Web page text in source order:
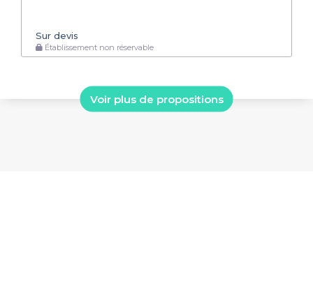
Sur devis
Établissement non réservable
Voir plus de propositions